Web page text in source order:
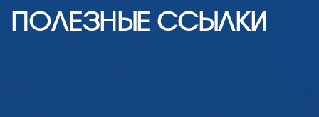
ПОЛЕЗНЫЕ ССЫЛКИ